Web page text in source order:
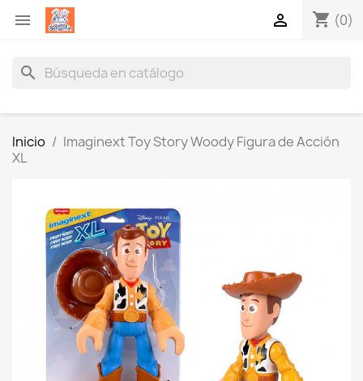
 shopping_cart (0)

search
Inicio
Imaginext Toy Story Woody Figura de Acción
XL